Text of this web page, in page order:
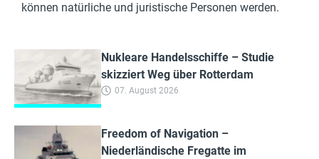
können natürliche und juristische Personen werden.
Nukleare Handelsschiffe – Studie
skizziert Weg über Rotterdam
07. August 2026
Freedom of Navigation –
Niederländische Fregatte im